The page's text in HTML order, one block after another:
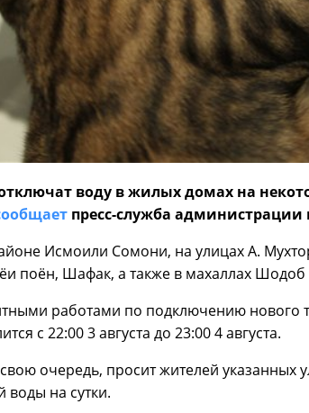
воду в жилых домах на
пресс-служба администрации
Исмоили Сомони, на улицах А.
поён, Шафак, а также в махаллах Шодоб
работами по подключению нового
с 22:00 3 августа до 23:00 4 августа.
очередь, просит жителей указанных
воды на сутки.